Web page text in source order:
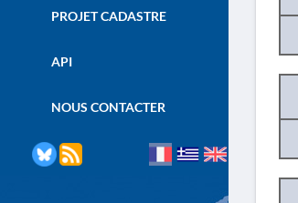
PROJET CADASTRE
API
NOUS CONTACTER